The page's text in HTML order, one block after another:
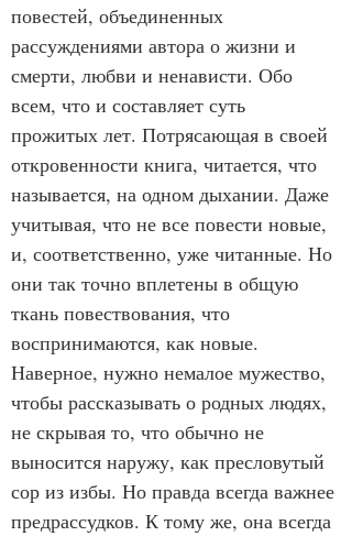
повестей, объединенных
рассуждениями автора о жизни и
смерти, любви и ненависти. Обо
всем, что и составляет суть
прожитых лет. Потрясающая в своей
откровенности книга, читается, что
называется, на одном дыхании. Даже
учитывая, что не все повести новые,
и, соответственно, уже читанные. Но
они так точно вплетены в общую
ткань повествования, что
воспринимаются, как новые.
Наверное, нужно немалое мужество,
чтобы рассказывать о родных людях,
не скрывая то, что обычно не
выносится наружу, как пресловутый
сор из избы. Но правда всегда важнее
предрассудков. К тому же, она всегда